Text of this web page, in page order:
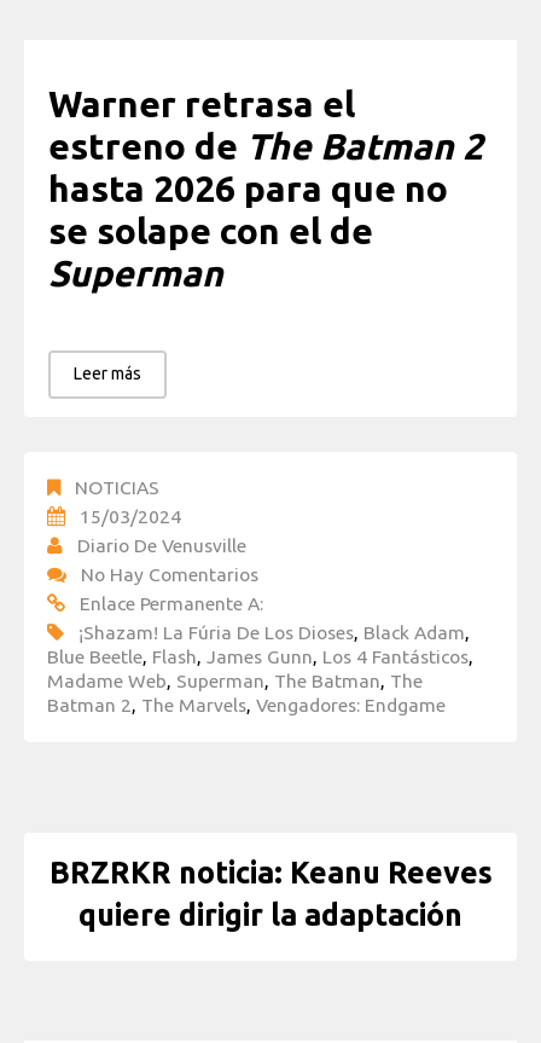
Warner retrasa el
estreno de The Batman 2
hasta 2026 para que no
se solape con el de
Superman
Leer más
NOTICIAS
15/03/2024
Diario De Venusville
No Hay Comentarios
Enlace Permanente A:
¡Shazam! La Fúria De Los Dioses Black Adam
Blue Beetle Flash James Gunn Los 4 Fantásticos
Madame Web Superman The Batman The
Batman 2
The Marvels Vengadores: Endgame
BRZRKR noticia: Keanu Reeves
quiere dirigir la adaptación